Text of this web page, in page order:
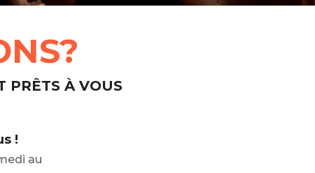
PRÊTS À VOUS
!
au